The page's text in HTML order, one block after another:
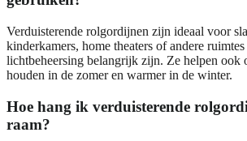
Verduisterende rolgordijnen zijn ideaal voor
kinderkamers, home theaters of andere
lichtbeheersing belangrijk zijn. Ze helpen ook
houden in de zomer en warmer in de winter.
Hoe hang ik verduisterende
raam?